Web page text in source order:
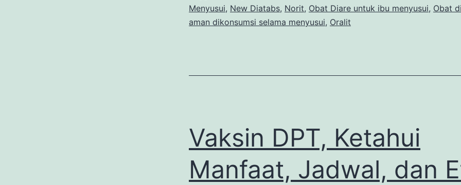
Menyusui
yang
Menyusui, New Diatabs, Norit, Obat Diare untuk ibu menyusui, Obat
aman dikonsumsi selama menyusui, Oralit
Vaksin DPT, Ketahui
Manfaat, Jadwal, dan